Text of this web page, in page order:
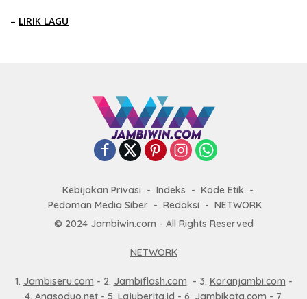
– LIRIK LAGU
Kebijakan Privasi Indeks
Kode Etik
Pedoman Media Siber
Redaksi
NETWORK
© 2024 Jambiwin.com - All Rights Reserved
NETWORK
1. Jambiseru.com - 2. Jambiflash.com - 3. Koranjambi.com -
4. Angsoduo.net- 5. Lajuberita.id - 6. Jambikata.com - 7.